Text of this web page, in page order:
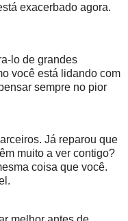
exacerbado agora.
lo de grandes
você está lidando com
sempre no pior
Já reparou que
muito a ver contigo?
coisa que você.